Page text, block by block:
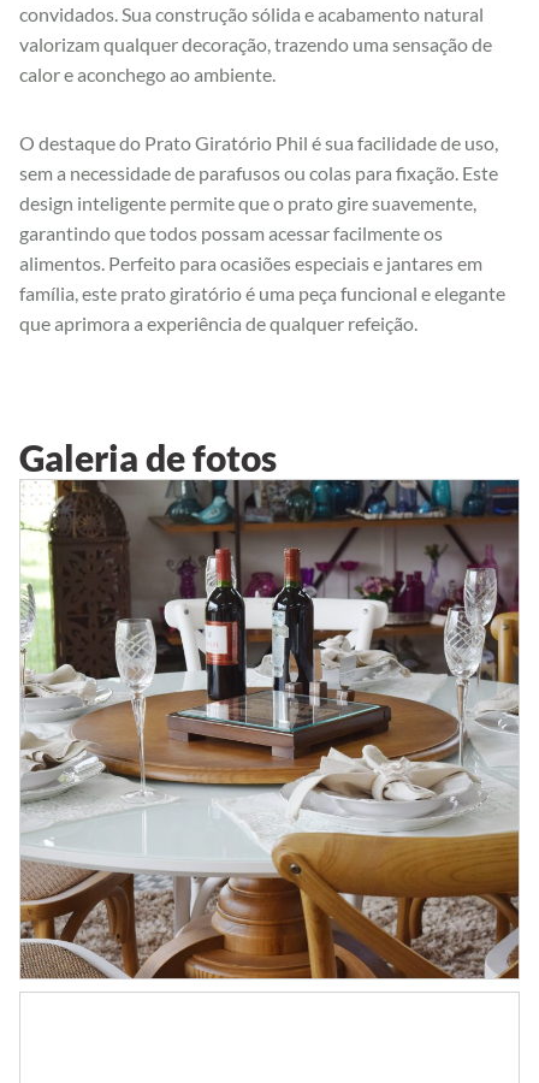
convidados. Sua construção sólida e acabamento natural
valorizam qualquer decoração, trazendo uma sensação de
calor e aconchego ao ambiente.
O destaque do Prato Giratório Phil é sua facilidade de uso,
sem a necessidade de parafusos ou colas para fixação. Este
design inteligente permite que o prato gire suavemente,
garantindo que todos possam acessar facilmente os
alimentos. Perfeito para ocasiões especiais e jantares em
família, este prato giratório é uma peça funcional e elegante
que aprimora a experiência de qualquer refeição.
Galeria de fotos